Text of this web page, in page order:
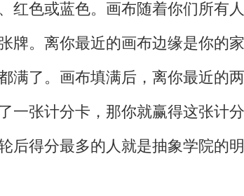
红色或蓝色。画布随着你们所有
牌。离你最近的画布边缘是你的
满了。画布填满后，离你最近的
一张计分卡，那你就赢得这张计
后得分最多的人就是抽象学院的